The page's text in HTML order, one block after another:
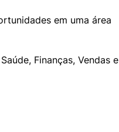
em uma área
Finanças, Vendas e